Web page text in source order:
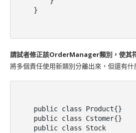
}
請試者修正該OrderManager類別，使其
將多個責任使用新類別分離出來，但還有什
public class Product{}
public class Cstomer{}
public class Stock